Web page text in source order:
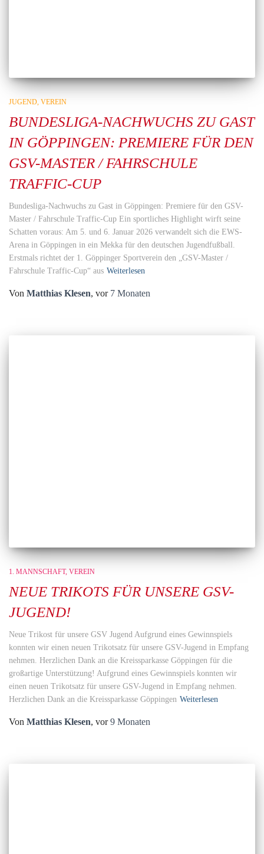
JUGEND VEREIN
BUNDESLIGA-NACHWUCHS ZU GAST
IN GÖPPINGEN: PREMIERE FÜR DEN
GSV-MASTER / FAHRSCHULE
TRAFFIC-CUP
Bundesliga-Nachwuchs zu Gast in Göppingen: Premiere für den GSV-
Master / Fahrschule Traffic-Cup Ein sportliches Highlight wirft seine
Schatten voraus: Am 5. und 6. Januar 2026 verwandelt sich die EWS-
Arena in Göppingen in ein Mekka für den deutschen Jugendfußball.
Erstmals richtet der 1. Göppinger Sportverein den „GSV-Master /
Fahrschule Traffic-Cup“ aus Weiterlesen
Von Matthias Klesen, vor 7 Monaten
1. MANNSCHAFT VEREIN
NEUE TRIKOTS FÜR UNSERE GSV-
JUGEND!
Neue Trikost für unsere GSV Jugend Aufgrund eines Gewinnspiels
konnten wir einen neuen Trikotsatz für unsere GSV-Jugend in Empfang
nehmen. Herzlichen Dank an die Kreissparkasse Göppingen für die
großartige Unterstützung! Aufgrund eines Gewinnspiels konnten wir
einen neuen Trikotsatz für unsere GSV-Jugend in Empfang nehmen.
Herzlichen Dank an die Kreissparkasse Göppingen Weiterlesen
Von Matthias Klesen, vor9 Monaten